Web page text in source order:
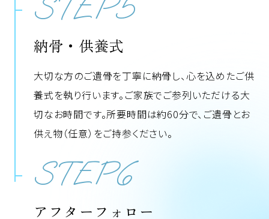
STEP5
納骨・供養式
大切な方のご遺骨を丁寧に納骨し、心を込めたご供
養式を執り行います。ご家族でご参列いただける大
切なお時間です。所要時間は約60分で、ご遺骨とお
供え物（任意）をご持参ください。
STEP6
アフターフォロー